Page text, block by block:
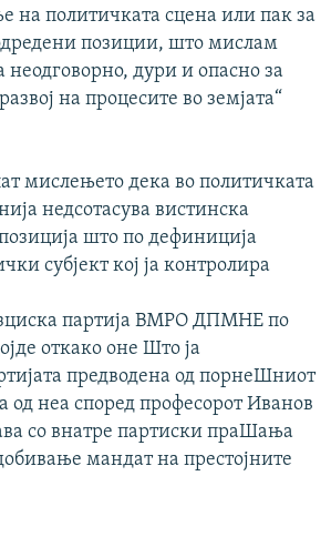
на политичката сцена или пак за
позиции, што мислам
неодговорно, дури и опасно за
на процесите во земјата“
мислењето дека во политичката
недсотасува вистинска
што по дефиниција
субјект кој ја контролира
партија ВМРО ДПМНЕ по
откако оне Што ја
предводена од порнеШниот
од неа според професорот Иванов
со внатре партиски праШања
мандат на престојните